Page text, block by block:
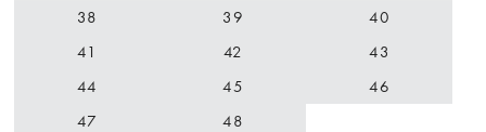
38 39
40
41
42
43
44
45
46
47
48